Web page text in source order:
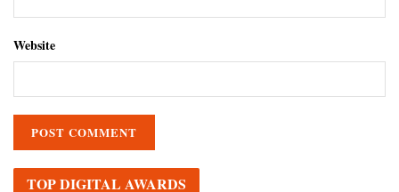
Website
TOP DIGITAL AWARDS